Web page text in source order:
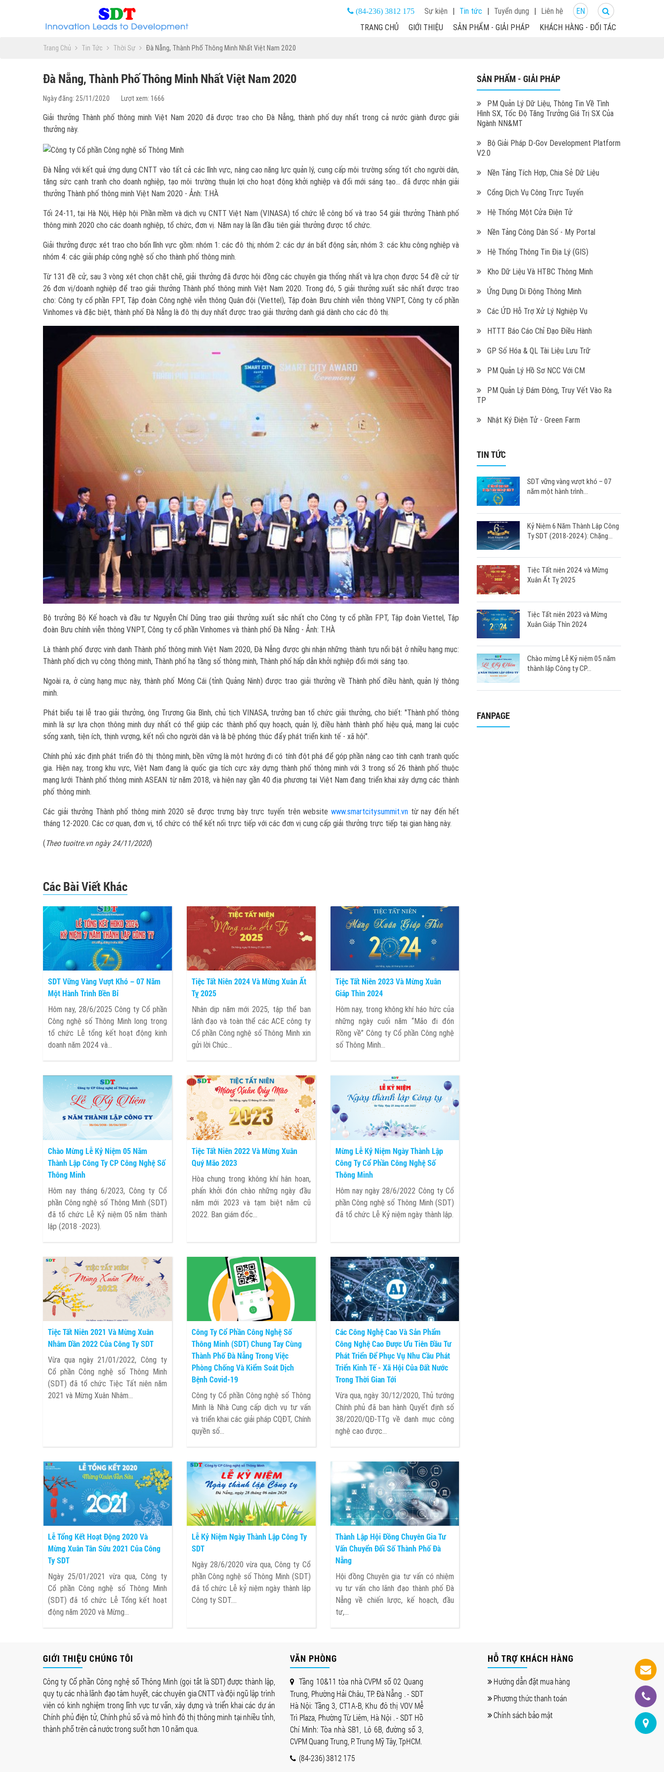
(84-236) 3812 175 Sự kiện | Tin tức | Tuyển dụng | Liên hệ
EN
TRANG CHỦ
GIỚI THIỆU SẢN PHẨM - GIẢI PHÁP KHÁCH HÀNG - ĐỐI TÁC
Trang Chủ Tin Tức Thời Sự Đà Nẵng, Thành Phố Thông Minh Nhất Việt Nam 2020
Đà Nẵng, Thành Phố Thông Minh Nhất Việt Nam 2020
Ngày đăng: 25/11/2020 Lượt xem: 1666
Giải thưởng Thành phố thông minh Việt Nam 2020 đã được trao cho Đà Nẵng, thành phố duy nhất trong cả nước giành được giải
thưởng này.
Đà Nẵng với kết quả ứng dụng CNTT vào tất cả các lĩnh vực, nâng cao năng lực quản lý, cung cấp môi trường sống tốt cho người dân,
tăng sức cạnh tranh cho doanh nghiệp, tạo môi trường thuận lợi cho hoạt động khởi nghiệp và đổi mới sáng tạo... đã được nhận giải
thưởng Thành phố thông minh Việt Nam 2020 - Ảnh: T.HÀ
Tối 24-11, tại Hà Nội, Hiệp hội Phần mềm và dịch vụ CNTT Việt Nam (VINASA) tổ chức lễ công bố và trao 54 giải thưởng Thành phố
thông minh 2020 cho các doanh nghiệp, tổ chức, đơn vị. Năm nay là lần đầu tiên giải thưởng được tổ chức.
Giải thưởng được xét trao cho bốn lĩnh vực gồm: nhóm 1: các đô thị; nhóm 2: các dự án bất động sản; nhóm 3: các khu công nghiệp và
nhóm 4: các giải pháp công nghệ số cho thành phố thông minh.
Từ 131 đề cử, sau 3 vòng xét chọn chặt chẽ, giải thưởng đã được hội đồng các chuyên gia thống nhất và lựa chọn được 54 đề cử từ
26 đơn vị/doanh nghiệp để trao giải thưởng Thành phố thông minh Việt Nam 2020. Trong đó, 5 giải thưởng xuất sắc nhất được trao
cho: Công ty cổ phần FPT, Tập đoàn Công nghệ viễn thông Quân đội (Viettel), Tập đoàn Bưu chính viễn thông VNPT, Công ty cổ phần
Vinhomes và đặc biệt, thành phố Đà Nẵng là đô thị duy nhất được trao giải thưởng danh giá dành cho các đô thị.
Bộ trưởng Bộ Kế hoạch và đầu tư Nguyễn Chí Dũng trao giải thưởng xuất sắc nhất cho Công ty cổ phần FPT, Tập đoàn Viettel, Tập
đoàn Bưu chính viễn thông VNPT, Công ty cổ phần Vinhomes và thành phố Đà Nẵng - Ảnh: T.HÀ
Là thành phố được vinh danh Thành phố thông minh Việt Nam 2020, Đà Nẵng được ghi nhận những thành tựu nổi bật ở nhiều hạng mục:
Thành phố dịch vụ công thông minh, Thành phố hạ tầng số thông minh, Thành phố hấp dẫn khởi nghiệp đổi mới sáng tạo.
Ngoài ra, ở cùng hạng mục này, thành phố Móng Cái (tỉnh Quảng Ninh) được trao giải thưởng về Thành phố điều hành, quản lý thông
minh.
Phát biểu tại lễ trao giải thưởng, ông Trương Gia Bình, chủ tịch VINASA, trưởng ban tổ chức giải thưởng, cho biết: "Thành phố thông
minh là sự lựa chọn thông minh duy nhất có thể giúp các thành phố quy hoạch, quản lý, điều hành thành phố hiệu quả, mang lại cuộc
sống xanh, tiện ích, thịnh vượng, kết nối cho người dân và là bệ phóng thúc đẩy phát triển kinh tế - xã hội".
Chính phủ xác định phát triển đô thị thông minh, bền vững là một hướng đi có tính đột phá để góp phần nâng cao tính cạnh tranh quốc
gia. Hiện nay, trong khu vực, Việt Nam đang là quốc gia tích cực xây dựng thành phố thông minh với 3 trong số 26 thành phố thuộc
mạng lưới Thành phố thông minh ASEAN từ năm 2018, và hiện nay gần 40 địa phương tại Việt Nam đang triển khai xây dựng các thành
phố thông minh.
Các giải thưởng Thành phố thông minh 2020 sẽ được trưng bày trực tuyến trên website www.smartcitysummit.vntừ nay đến hết
tháng 12-2020. Các cơ quan, đơn vị, tổ chức có thể kết nối trực tiếp với các đơn vị cung cấp giải thưởng trực tiếp tại gian hàng này.
(Theo tuoitre.vn ngày 24/11/2020)
Các Bài Viết Khác
SDT Vững Vàng Vượt Khó – 07 Năm
Một Hành Trình Bền Bỉ
Hôm nay, 28/6/2025 Công ty Cổ phần
Công nghệ số Thông Minh long trọng
tổ chức Lễ tổng kết hoạt động kinh
doanh năm 2024 và...
Tiệc Tất Niên 2024 Và Mừng Xuân Ất
Tỵ 2025
Nhân dịp năm mới 2025, tập thể ban
lãnh đạo và toàn thể các ACE công ty
Cổ phần Công nghệ số Thông Minh xin
gửi lời Chúc...
Tiệc Tất Niên 2023 Và Mừng Xuân
Giáp Thìn 2024
Hôm nay, trong không khí háo hức của
những ngày cuối năm “Mão đi đón
Rồng về” Công ty Cổ phần Công nghệ
số Thông Minh...
Chào Mừng Lễ Kỷ Niệm 05 Năm
Thành Lập Công Ty CP Công Nghệ Số
Thông Minh
Hôm nay tháng 6/2023, Công ty Cổ
phần Công nghệ số Thông Minh (SDT)
đã tổ chức Lễ Kỷ niệm 05 năm thành
lập (2018 -2023).
Tiệc Tất Niên 2022 Và Mừng Xuân
Quý Mão 2023
Hòa chung trong không khí hân hoan,
phấn khởi đón chào những ngày đầu
năm mới 2023 và tạm biệt năm cũ
2022. Ban giám đốc...
Mừng Lễ Kỷ Niệm Ngày Thành Lập
Công Ty Cổ Phần Công Nghệ Số
Thông Minh
Hôm nay ngày 28/6/2022 Công ty Cổ
phần Công nghệ số Thông Minh (SDT)
đã tổ chức Lễ Kỷ niệm ngày thành lập.
Tiệc Tất Niên 2021 Và Mừng Xuân
Nhâm Dần 2022 Của Công Ty SDT
Vừa qua ngày 21/01/2022, Công ty
Cổ phần Công nghệ số Thông Minh
(SDT) đã tổ chức Tiệc Tất niên năm
2021 và Mừng Xuân Nhâm...
Công Ty Cổ Phần Công Nghệ Số
Thông Minh (SDT) Chung Tay Cùng
Thành Phố Đà Nẵng Trong Việc
Phòng Chống Và Kiểm Soát Dịch
Bệnh Covid-19
Công ty Cổ phần Công nghệ số Thông
Minh là Nhà Cung cấp dịch vụ tư vấn
và triển khai các giải pháp CQĐT, Chính
quyền số...
Các Công Nghệ Cao Và Sản Phẩm
Công Nghệ Cao Được Ưu Tiên Đầu Tư
Phát Triển Để Phục Vụ Nhu Cầu Phát
Triển Kinh Tế - Xã Hội Của Đất Nước
Trong Thời Gian Tới
Vừa qua, ngày 30/12/2020, Thủ tướng
Chính phủ đã ban hành Quyết định số
38/2020/QĐ-TTg về danh mục công
nghệ cao được...
Lễ Tổng Kết Hoạt Động 2020 Và
Mừng Xuân Tân Sửu 2021 Của Công
Ty SDT
Ngày 25/01/2021 vừa qua, Công ty
Cổ phần Công nghệ số Thông Minh
(SDT) đã tổ chức Lễ Tổng kết hoạt
động năm 2020 và Mừng...
Lễ Kỷ Niệm Ngày Thành Lập Công Ty
SDT
Ngày 28/6/2020 vừa qua, Công ty Cổ
phần Công nghệ số Thông Minh (SDT)
đã tổ chức Lễ kỷ niệm ngày thành lập
Công ty SDT....
Thành Lập Hội Đồng Chuyên Gia Tư
Vấn Chuyển Đổi Số Thành Phố Đà
Nẵng
Hội đồng Chuyên gia tư vấn có nhiệm
vụ tư vấn cho lãnh đạo thành phố Đà
Nẵng về chiến lược, kế hoạch, đầu
tư,...
SẢN PHẨM - GIẢI PHÁP
PM Quản Lý Dữ Liệu, Thông Tin Về Tình
Hình SX, Tốc Độ Tăng Trưởng Giá Trị SX Của
Ngành NN&MT
Bộ Giải Pháp D-Gov Development Platform
V2.0
Nền Tảng Tích Hợp, Chia Sẻ Dữ Liệu
Cổng Dịch Vụ Công Trực Tuyến
Hệ Thống Một Cửa Điện Tử
Nền Tảng Công Dân Số - My Portal
Hệ Thống Thông Tin Địa Lý (GIS)
Kho Dữ Liệu Và HTBC Thông Minh
Ứng Dụng Di Động Thông Minh
Các ỨD Hỗ Trợ Xử Lý Nghiệp Vụ
HTTT Báo Cáo Chỉ Đạo Điều Hành
GP Số Hóa & QL Tài Liệu Lưu Trữ
PM Quản Lý Hồ Sơ NCC Với CM
PM Quản Lý Đám Đông, Truy Vết Vào Ra
TP
Nhật Ký Điện Tử - Green Farm
TIN TỨC
SDT vững vàng vượt khó – 07
năm một hành trình...
Kỷ Niệm 6 Năm Thành Lập Công
Ty SDT (2018-2024): Chặng...
Tiệc Tất niên 2024 và Mừng
Xuân Ất Tỵ 2025
Tiệc Tất niên 2023 và Mừng
Xuân Giáp Thìn 2024
Chào mừng Lễ Kỷ niệm 05 năm
thành lập Công ty CP...
FANPAGE
GIỚI THIỆU CHÚNG TÔI
Công ty Cổ phần Công nghệ số Thông Minh (gọi tắt là SDT) được thành lập,
quy tụ các nhà lãnh đạo tâm huyết, các chuyên gia CNTT và đội ngũ lập trình
viên có kinh nghiệm trong lĩnh vực tư vấn, xây dựng và triển khai các dự án
Chính phủ điện tử, Chính phủ số và mô hình đô thị thông minh tại nhiều tỉnh,
thành phố trên cả nước trong suốt hơn 10 năm qua.
VĂN PHÒNG
Tầng 10&11 tòa nhà CVPM số 02 Quang
Trung, Phường Hải Châu, TP. Đà Nẵng . - SDT
Hà Nội: Tầng 3, CT1A-B, Khu đô thị VOV Mễ
Trì Plaza, Phường Từ Liêm, Hà Nội . - SDT Hồ
Chí Minh: Tòa nhà SB1, Lô 6B, đường số 3,
CVPM Quang Trung, P. Trung Mỹ Tây, TpHCM.
(84-236) 3812 175
HỖ TRỢ KHÁCH HÀNG
Hướng dẫn đặt mua hàng
Phương thức thanh toán
Chính sách bảo mật